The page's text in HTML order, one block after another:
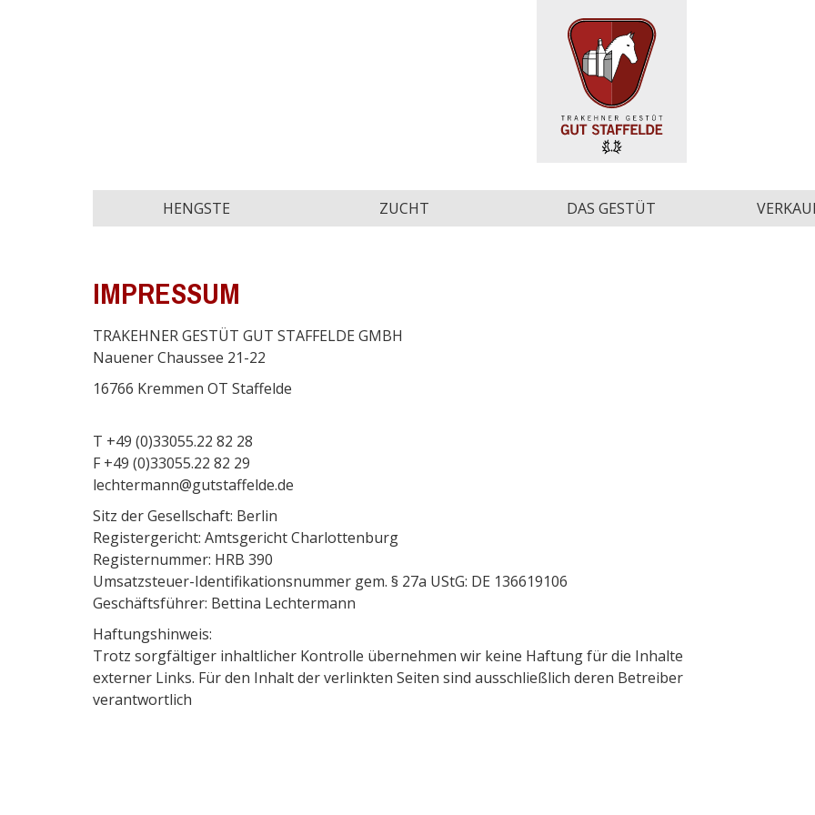
HENGSTE ZUCHT DAS GESTÜT
IMPRESSUM
TRAKEHNER GESTÜT GUT STAFFELDE GMBH
Nauener Chaussee 21-22
16766 Kremmen OT Staffelde
T +49 (0)33055.22 82 28
F +49 (0)33055.22 82 29
lechtermann@gutstaffelde.de
Sitz der Gesellschaft: Berlin
Registergericht: Amtsgericht Charlottenburg
Registernummer: HRB 390
Umsatzsteuer-Identifikationsnummer gem. § 27a UStG: DE 136619106
Geschäftsführer: Bettina Lechtermann
Haftungshinweis:
Trotz sorgfältiger inhaltlicher Kontrolle übernehmen wir keine Haftung für die Inhalte
externer Links. Für den Inhalt der verlinkten Seiten sind ausschließlich deren Betreiber
verantwortlich